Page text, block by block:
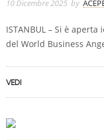
10 Dicembre 2025 by
ISTANBUL – Si è
del World Business
VEDI